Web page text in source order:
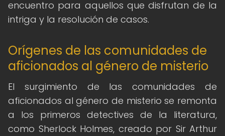
encuentro para aquellos que disfrutan de la
intriga y la resolución de casos.
Orígenes de las comunidades de
aficionados al género de misterio
El surgimiento de las comunidades de
aficionados al género de misterio se remonta
a los primeros detectives de la literatura,
como Sherlock Holmes, creado por Sir Arthur